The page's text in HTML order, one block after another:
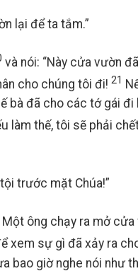
lại để ta tắm.”
và nói: “Này cửa vườn
cho chúng tôi đi! 21
bà đã cho các tớ gái đi
làm thế, tôi sẽ phải
trước mặt Chúa!”
Một ông chạy ra mở cửa
xem sự gì đã xảy ra
bao giờ nghe nói như